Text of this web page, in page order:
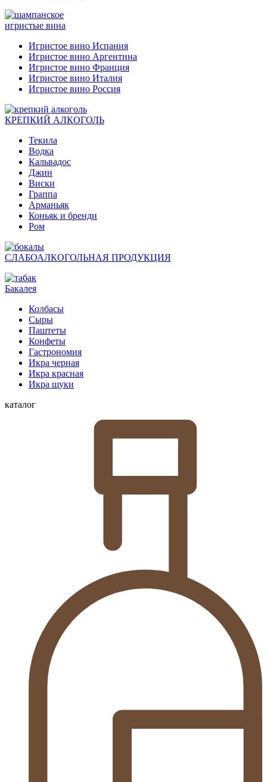
игристые вина
Игристое вино Испания
Игристое вино Аргентина
Игристое вино Франция
Игристое вино Италия
Игристое вино Россия
КРЕПКИЙ АЛКОГОЛЬ
Текила
Водка
Кальвадос
Джин
Виски
Граппа
Арманьяк
Коньяк и бренди
Ром
СЛАБОАЛКОГОЛЬНАЯ ПРОДУКЦИЯ
Бакалея
Колбасы
Сыры
Паштеты
Конфеты
Гастрономия
Икра черная
Икра красная
Икра щуки
каталог